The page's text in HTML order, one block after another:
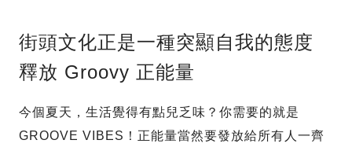
街頭文化正是一種突顯自我的態度
釋放 Groovy 正能量
今個夏天，生活覺得有點兒乏味？你需要的就是
GROOVE VIBES！正能量當然要發放給所有人一齊